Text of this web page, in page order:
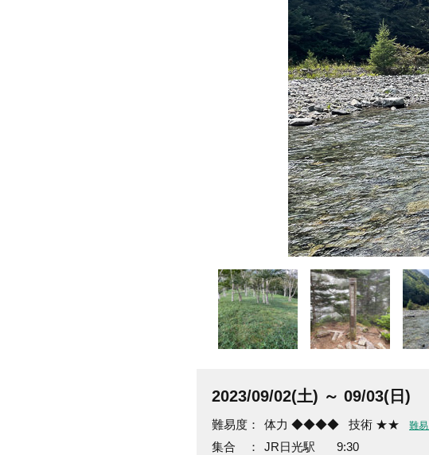
2023/09/02(土) ～ 09/03(日)
難易度： 体力 ◆◆◆◆ 技術 ★★ 難
集合 ：
JR日光駅 9:30